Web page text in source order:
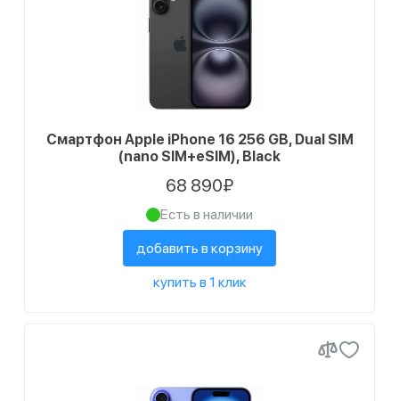
Смартфон Apple iPhone 16 256 GB, Dual SIM
(nano SIM+eSIM), Black
68 890₽
Есть в наличии
добавить в корзину
купить в 1 клик